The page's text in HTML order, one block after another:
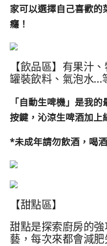
家可以選擇自己喜歡的
癮！
【飲品區】有果汁
罐裝飲料、氣泡水…
「自動生啤機」是我
按鍵，沁涼生啤酒加上
*未成年請勿飲酒，喝
【甜點區】
甜點是探索廚房的
藝，每次來都會減肥